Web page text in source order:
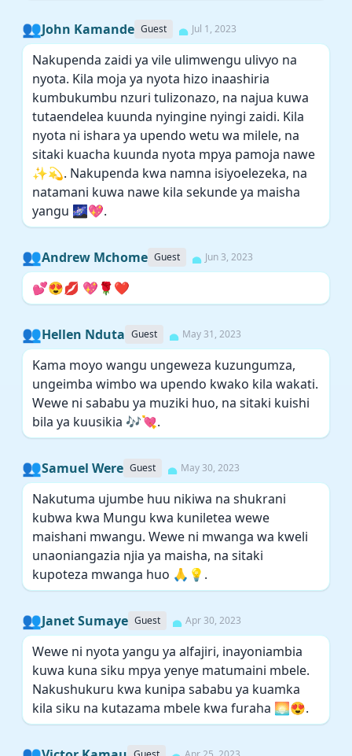
👥John Kamande Guest Jul 1, 2023
Nakupenda zaidi ya vile ulimwengu ulivyo na
nyota. Kila moja ya nyota hizo inaashiria
kumbukumbu nzuri tulizonazo, na najua kuwa
tutaendelea kuunda nyingine nyingi zaidi. Kila
nyota ni ishara ya upendo wetu wa milele, na
sitaki kuacha kuunda nyota mpya pamoja nawe
✨💫. Nakupenda kwa namna isiyoelezeka, na
natamani kuwa nawe kila sekunde ya maisha
yangu 🌌💖.
👥Andrew Mchome Guest Jun 3, 2023
💕😍💋 💖🌹❤️
👥Hellen Nduta Guest May 31, 2023
Kama moyo wangu ungeweza kuzungumza,
ungeimba wimbo wa upendo kwako kila wakati.
Wewe ni sababu ya muziki huo, na sitaki kuishi
bila ya kuusikia 🎶💘.
👥Samuel Were Guest May 30, 2023
Nakutuma ujumbe huu nikiwa na shukrani
kubwa kwa Mungu kwa kuniletea wewe
maishani mwangu. Wewe ni mwanga wa kweli
unaoniangazia njia ya maisha, na sitaki
kupoteza mwanga huo 🙏💡.
👥Janet Sumaye Guest Apr 30, 2023
Wewe ni nyota yangu ya alfajiri, inayoniambia
kuwa kuna siku mpya yenye matumaini mbele.
Nakushukuru kwa kunipa sababu ya kuamka
kila siku na kutazama mbele kwa furaha 🌅😍.